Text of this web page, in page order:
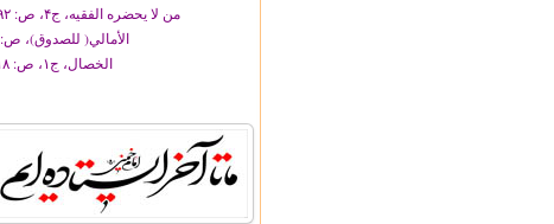
من لا يحضره الفقيه، ج‏۴، ص: ۳۹۲؛
الأمالي( للصدوق)، ص: ۶؛
الخصال، ج‏۱، ص: ۲۱۸.